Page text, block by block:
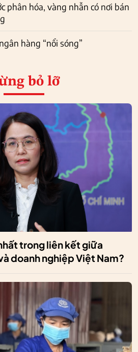
phân hóa, vàng nhẫn có nơi bán
hàng “nổi sóng”
bỏ lỡ
trong liên kết giữa
doanh nghiệp Việt Nam?